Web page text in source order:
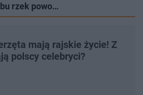
rzek powo…
mają rajskie życie! Z
polscy celebryci?